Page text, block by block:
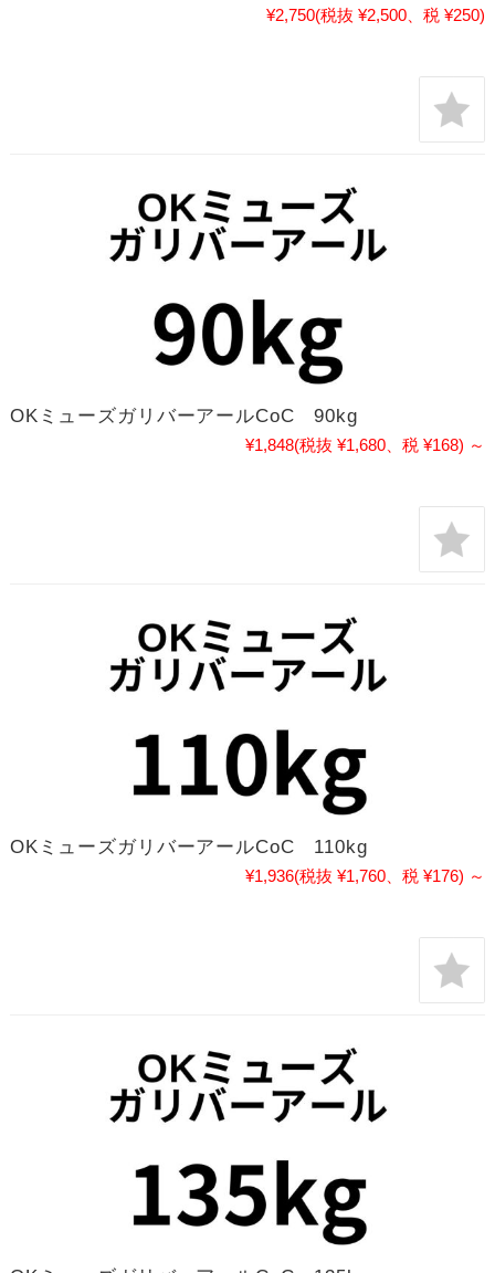
¥2,750(税抜 ¥2,500、税 ¥250)
OKミューズガリバーアールCoC 90kg
¥1,848(税抜 ¥1,680、税 ¥168) ～
OKミューズガリバーアールCoC 110kg
¥1,936(税抜 ¥1,760、税 ¥176) ～